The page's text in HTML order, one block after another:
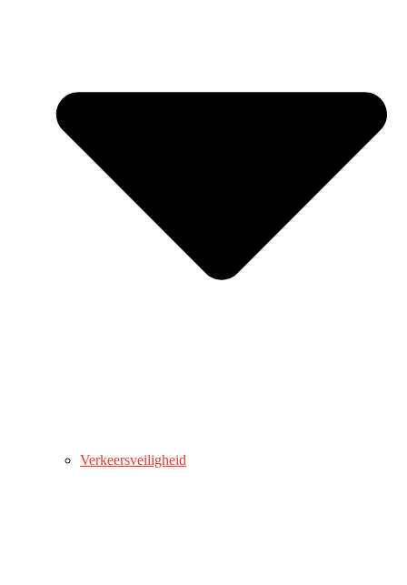
Verkeersveiligheid